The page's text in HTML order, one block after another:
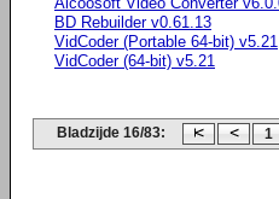
BD Rebuilder v0.61.13
VidCoder (Portable 64-bit) v5.21
VidCoder (64-bit) v5.21
Bladzijde 16/83: 1